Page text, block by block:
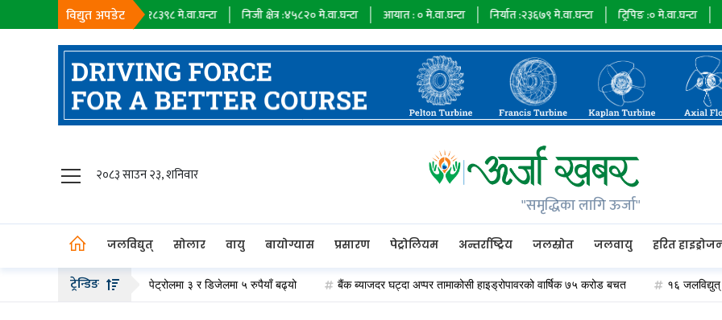
विद्युत अपडेट
सहायक कम्पनी :१८३९८मे.वा.घन्टा निजी क्षेत्र : ४५८२०मे.वा.घन्टा आयात : मे.वा.घन्टा निर्यात : २३६७९मे.वा.घन्टा ट्रिपिङ : मे.वा.घन्टा ऊर्जा माग :
२०८३ साउन २३, शनिवार
"समृद्धिका लागि ऊर्जा"
जलविद्युत् सोलार वायु बायोग्यास प्रसारण पेट्रोलियम अन्तर्राष्ट्रिय जलस्रोत जलवायु हरित
वायु
बायोग्यास
ट्रेन्डिङ
पदार्थको मूल्य वृद्धि, पेट्रोलमा ३ र डिजेलमा ५ रुपैयाँ बढ्यो बैंक ब्याजदर घट्दा अप्पर तामाकोसी हाइड्रोपावरको वार्षिक ७५ करोड बचत १६ जलविद्युत्